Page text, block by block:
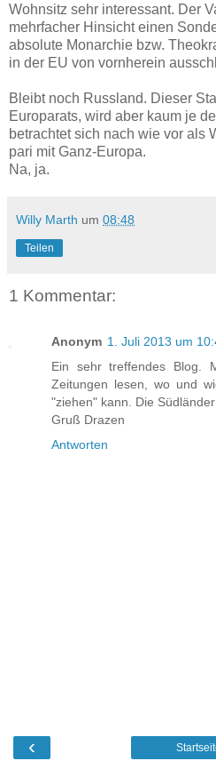
Wohnsitz sehr interessant. Der
mehrfacher Hinsicht einen
absolute Monarchie bzw.
in der EU von vornherein
Bleibt noch Russland. Dieser
Europarats, wird aber kaum je
betrachtet sich nach wie vor als
pari mit Ganz-Europa.
Na, ja.
Willy Marth um 08:48
Teilen
1 Kommentar:
Anonym 1. Juli 2013 um
Ein sehr treffendes Blog.
Zeitungen lesen, wo und
"ziehen" kann. Die
Gruß Drazen
Antworten
‹